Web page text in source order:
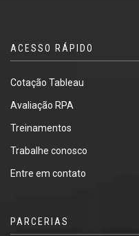
ACESSO RÁPIDO
Cotação Tableau
Avaliação RPA
Treinamentos
Trabalhe conosco
Entre em contato
PARCERIAS